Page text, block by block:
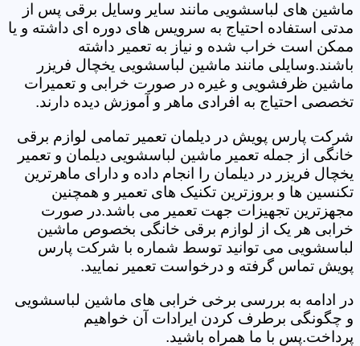
ماشین های لباسشویی مانند سایر وسایل برقی پس از
مدتی استفاده احتیاج به سرویس های دوره ای داشته و یا
ممکن است خراب شده و نیاز به تعمیر داشته
باشند.وسایلی مانند ماشین لباسشویی یخچال فریزر
ماشین ظرفشویی و غیره در صورت خرابی و تعمیرات
تخصصی احتیاج به افرادی ماهر و آموزش دیده دارند.
شرکت پارس پویش در دیلمان تعمیر تمامی لوازم برقی
خانگی از جمله تعمیر ماشین لباسشویی دیلمان و تعمیر
یخچال فریزر در دیلمان را انجام داده و دارای ماهرترین
تکنسین ها و بروزترین تکنیک های تعمیر و همچنین
مجهزترین تجهیزات جهت تعمیر می باشد.در صورت
خرابی هر یک از لوازم برقی خانگی بخصوص ماشین
لباسشویی می توانید توسط شماره با شرکت پارس
پویش تماس گرفته و درخواست تعمیر نمایید.
در ادامه به بررسی برخی خرابی های ماشین لباسشویی
و چگونگی برطرف کردن ایرادات آن خواهیم
پرداخت.پس با ما همراه باشید.